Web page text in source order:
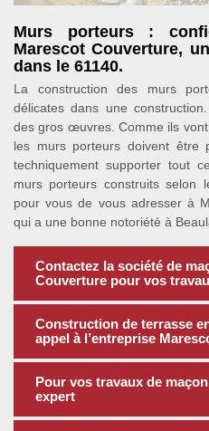
Murs porteurs :
Marescot Couverture,
dans le 61140.
La construction des murs
délicates dans une
des gros œuvres. Comme ils
les murs porteurs doivent être
techniquement supporter tout
murs porteurs construits selon
pour vous de vous adresser à
qui a une bonne notoriété à
Contactez la société de
Couverture pour vos
Construction de terrasse
appel à l’entreprise
Pour vos travaux de
expert